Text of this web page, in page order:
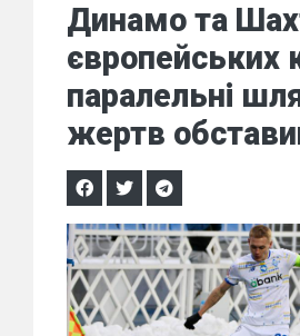
Динамо та
європейських
паралельні
жертв